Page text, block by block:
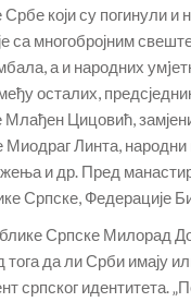
који су погинули и
са многобројним
а и народних
осталих,
Цицовић,
Линта,
и др. Пред
Српске, Федерације
Српске Милорад
тога да ли Срби имају
српског идентитета.